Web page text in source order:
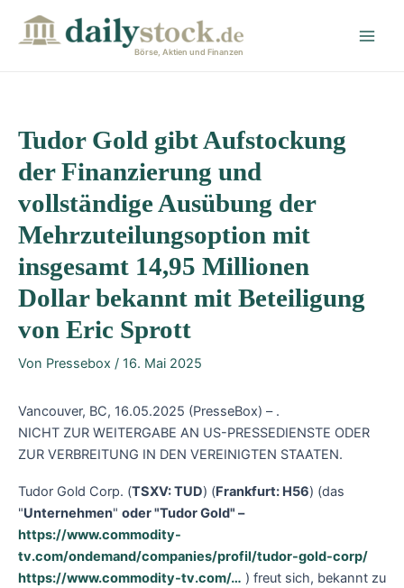
Börse, Aktien und Finanzen
Tudor Gold gibt Aufstockung
der Finanzierung und
vollständige Ausübung der
Mehrzuteilungsoption mit
insgesamt 14,95 Millionen
Dollar bekannt mit Beteiligung
von Eric Sprott
Von Pressebox / 16. Mai 2025
Vancouver, BC, 16.05.2025 (PresseBox) – .
NICHT ZUR WEITERGABE AN US-PRESSEDIENSTE ODER
ZUR VERBREITUNG IN DEN VEREINIGTEN STAATEN.
Tudor Gold Corp. (TSXV: TUD) (Frankfurt: H56) (das
"Unternehmen" oder "Tudor Gold" –
https://www.commodity-
tv.com/ondemand/companies/profil/tudor-gold-corp/
https://www.commodity-tv.com/… ) freut sich, bekannt zu